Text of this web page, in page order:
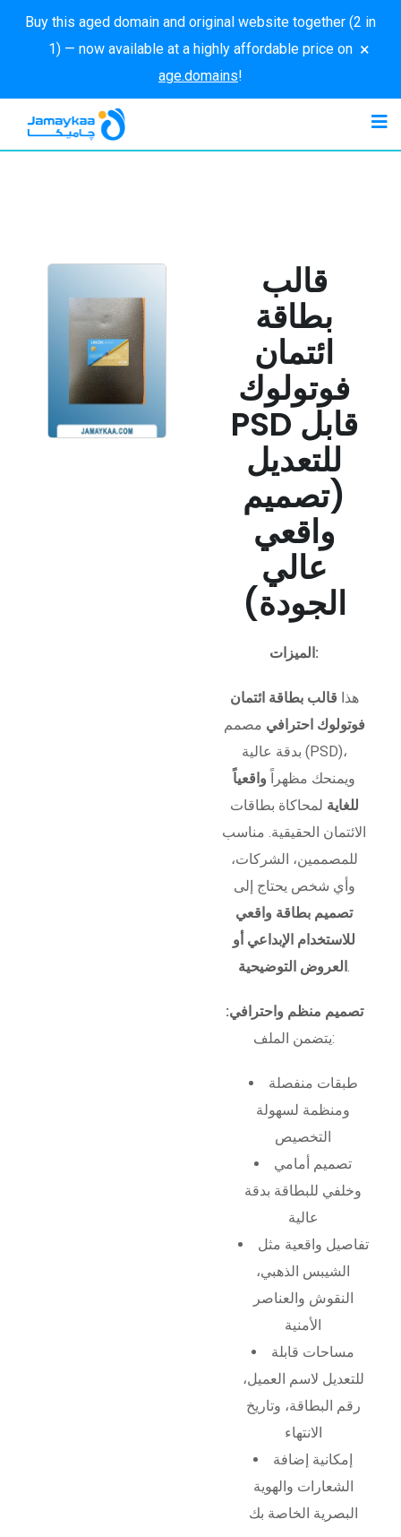
Buy this aged domain and original website together (2 in
1) — now available at a highly affordable price on
age.domains!
×
قالب
بطاقة
ائتمان
فوتولوك
PSD قابل
للتعديل
(تصميم
واقعي
عالي
الجودة)
الميزات:
هذا قالب بطاقة ائتمان
فوتولوك احترافي مصمم
بدقة عالية (PSD)،
ويمنحك مظهراً واقعياً
للغاية لمحاكاة بطاقات
الائتمان الحقيقية. مناسب
للمصممين، الشركات،
وأي شخص يحتاج إلى
تصميم بطاقة واقعي
للاستخدام الإبداعي أو
العروض التوضيحية .
تصميم منظم واحترافي:
يتضمن الملف:
طبقات منفصلة
ومنظمة لسهولة
التخصيص
تصميم أمامي
وخلفي للبطاقة بدقة
عالية
تفاصيل واقعية مثل
الشيبس الذهبي،
النقوش والعناصر
الأمنية
مساحات قابلة
للتعديل لاسم العميل،
رقم البطاقة، وتاريخ
الانتهاء
إمكانية إضافة
الشعارات والهوية
البصرية الخاصة بك